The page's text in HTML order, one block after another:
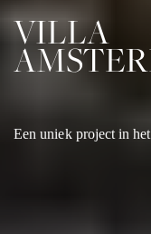
VILLA
Een uniek project in